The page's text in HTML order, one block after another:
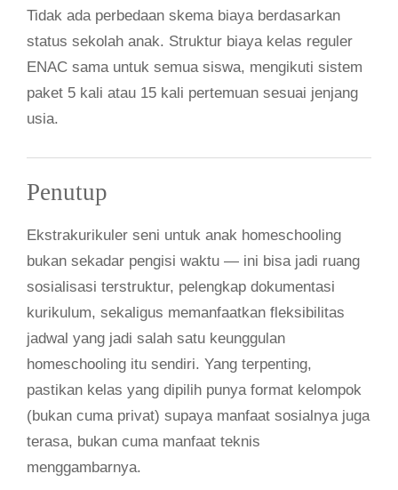
Tidak ada perbedaan skema biaya berdasarkan
status sekolah anak. Struktur biaya kelas reguler
ENAC sama untuk semua siswa, mengikuti sistem
paket 5 kali atau 15 kali pertemuan sesuai jenjang
usia.
Penutup
Ekstrakurikuler seni untuk anak homeschooling
bukan sekadar pengisi waktu — ini bisa jadi ruang
sosialisasi terstruktur, pelengkap dokumentasi
kurikulum, sekaligus memanfaatkan fleksibilitas
jadwal yang jadi salah satu keunggulan
homeschooling itu sendiri. Yang terpenting,
pastikan kelas yang dipilih punya format kelompok
(bukan cuma privat) supaya manfaat sosialnya juga
terasa, bukan cuma manfaat teknis
menggambarnya.